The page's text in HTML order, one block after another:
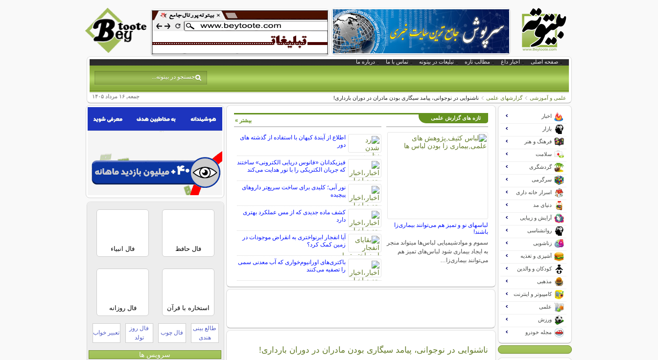
صفحه اصلی اخبار داغ مطالب تازه تبلیغات در بیتوته تماس با ما درباره ما
جمعه, ۱۶ مرداد ۱۴۰۵ علمی و آموزشی گزارشهای علمی ناشنوایی در نوجوانی، پیامد سیگاری بودن مادران در دوران بارداری!
تازه های گزارش علمی
لباس‎های نو و تمیز هم می‌توانند بیماری‌زا
باشند!
سموم و موادشیمیایی لباس‌ها میتواند منجر
به ایجاد بیماری شود لباس‌های تمیز هم
می‌توانند بیماری‌زا…
اطلاع از آیندۀ کیهان با استفاده از گذشته ­های
دور
فیزیکدانان «فانوس دریایی الکترونی» ساختند
که جریان الکتریکی را با نور هدایت می‌کند
نور آبی؛ کلیدی برای ساخت سریع‌تر داروهای
پیچیده
کشف ماده جدیدی که از مس عملکرد بهتری
دارد
آیا انفجار ابرنواختری به انقراض موجودات در
زمین کمک کرد؟
باکتری‌های اورانیوم‌خواری که آب معدنی سمی
را تصفیه می‌کنند
بیشتر »
ناشنوایی در نوجوانی، پیامد سیگاری بودن مادران در دوران بارداری!
اخبار
بازار
فرهنگ و هنر
سلامت
گردشگری
سرگرمی
اسرار خانه داری
دنیای مد
آرایش و زیبایی
روانشناسی
زناشویی
آشپزی و تغذیه
کودکان و والدین
مذهبی
کامپیوتر و اینترنت
علمی
ورزش
مجله خودرو
فال حافظ فال انبیاء
استخاره با قرآن فال روزانه
طالع بینی
هندی
فال چوب
فال روز
تولد
تعبیر خواب
سرویس ها